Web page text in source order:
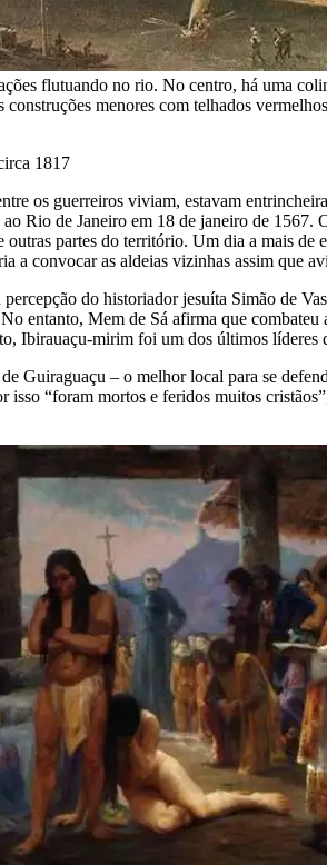
flutuando no rio. No centro, há uma
menores com telhados
1817
os guerreiros viviam, estavam
Rio de Janeiro em 18 de janeiro de
partes do território. Um dia a mais
a convocar as aldeias vizinhas assim que
do historiador jesuíta Simão de
entanto, Mem de Sá afirma que
Ibirauaçu-mirim foi um dos últimos líderes
Guiraguaçu – o melhor local para se
“foram mortos e feridos muitos